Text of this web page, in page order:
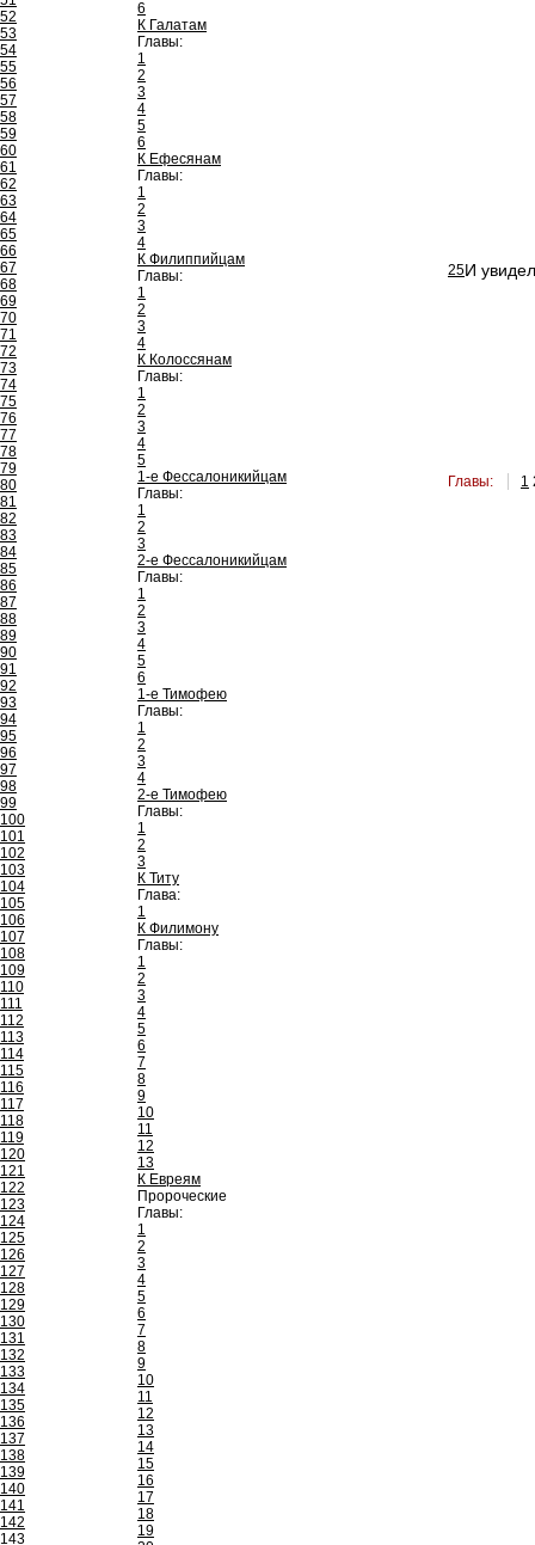
52
53
54
55
56
57
58
59
60
61
62
63
64
65
66
67
68
69
70
71
72
73
74
75
76
77
78
79
80
81
82
83
84
85
86
87
88
89
90
91
92
93
94
95
96
97
98
99
100
101
102
103
104
105
106
107
108
109
110
111
112
113
114
115
116
117
118
119
120
121
122
123
124
125
126
127
128
129
130
131
132
133
134
135
136
137
138
139
140
141
142
143
6
К Галатам
Главы:
1
2
3
4
5
6
К Ефесянам
Главы:
1
2
3
4
К Филиппийцам
Главы:
1
2
3
4
К Колоссянам
Главы:
1
2
3
4
5
1-е Фессалоникийцам
Главы:
1
2
3
2-е Фессалоникийцам
Главы:
1
2
3
4
5
6
1-е Тимофею
Главы:
1
2
3
4
2-е Тимофею
Главы:
1
2
3
К Титу
Глава:
1
К Филимону
Главы:
1
2
3
4
5
6
7
8
9
10
11
12
13
К Евреям
Пророческие
Главы:
1
2
3
4
5
6
7
8
9
10
11
12
13
14
15
16
17
18
19
25И
Главы: 1